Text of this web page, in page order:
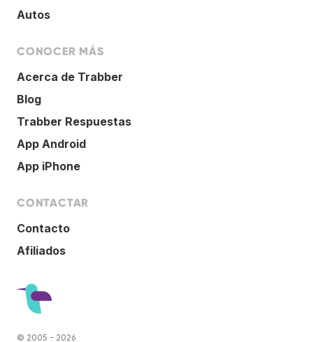
Autos
CONOCER MÁS
Acerca de Trabber
Blog
Trabber Respuestas
App Android
App iPhone
CONTACTAR
Contacto
Afiliados
© 2005 - 2026